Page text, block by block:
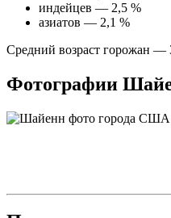
индейцев — 2,5 %
азиатов — 2,1 %
Средний возраст горожан —
Фотографии